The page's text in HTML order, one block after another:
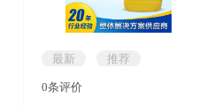
最新 推荐
0条评价